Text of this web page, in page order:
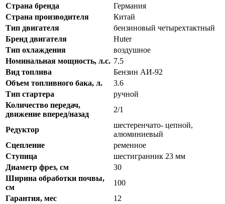
Страна бренда
Германия
Страна производителя
Китай
Тип двигателя
бензиновый четырехтактный
Бренд двигателя
Huter
Тип охлаждения
воздушное
Номинальная мощность, л.с. 7.5
Вид топлива
Бензин АИ-92
Объем топливного бака, л.
3.6
Тип стартера
ручной
Количество передач,
движение вперед/назад
2/1
Редуктор
шестеренчато- цепной,
алюминиевый
Сцепление
ременное
Ступица
шестигранник 23 мм
Диаметр фрез, см
30
Ширина обработки почвы,
см
100
Гарантия, мес
12